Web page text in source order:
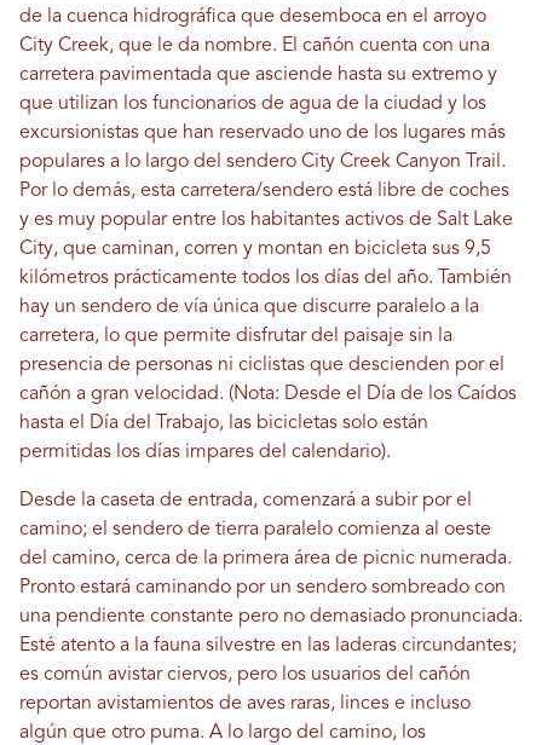
de la cuenca hidrográfica que desemboca en el arroyo
City Creek, que le da nombre. El cañón cuenta con una
carretera pavimentada que asciende hasta su extremo y
que utilizan los funcionarios de agua de la ciudad y los
excursionistas que han reservado uno de los lugares más
populares a lo largo del sendero City Creek Canyon Trail.
Por lo demás, esta carretera/sendero está libre de coches
y es muy popular entre los habitantes activos de Salt Lake
City, que caminan, corren y montan en bicicleta sus 9,5
kilómetros prácticamente todos los días del año. También
hay un sendero de vía única que discurre paralelo a la
carretera, lo que permite disfrutar del paisaje sin la
presencia de personas ni ciclistas que descienden por el
cañón a gran velocidad. (Nota: Desde el Día de los Caídos
hasta el Día del Trabajo, las bicicletas solo están
permitidas los días impares del calendario).
Desde la caseta de entrada, comenzará a subir por el
camino; el sendero de tierra paralelo comienza al oeste
del camino, cerca de la primera área de picnic numerada.
Pronto estará caminando por un sendero sombreado con
una pendiente constante pero no demasiado pronunciada.
Esté atento a la fauna silvestre en las laderas circundantes;
es común avistar ciervos, pero los usuarios del cañón
reportan avistamientos de aves raras, linces e incluso
algún que otro puma. A lo largo del camino, los